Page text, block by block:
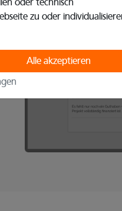
oder technisch
zu oder
Alle akzeptieren